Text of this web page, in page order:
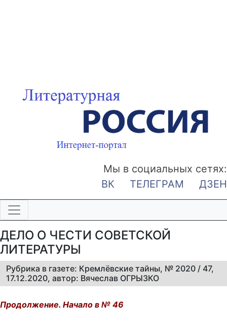
Мы в социальных сетях:
ВК
ТЕЛЕГРАМ ДЗЕН
ДЕЛО О ЧЕСТИ СОВЕТСКОЙ
ЛИТЕРАТУРЫ
Рубрика в газете: Кремлёвские тайны, № 2020 / 47,
17.12.2020, автор: Вячеслав ОГРЫЗКО
Продолжение. Начало в № 46